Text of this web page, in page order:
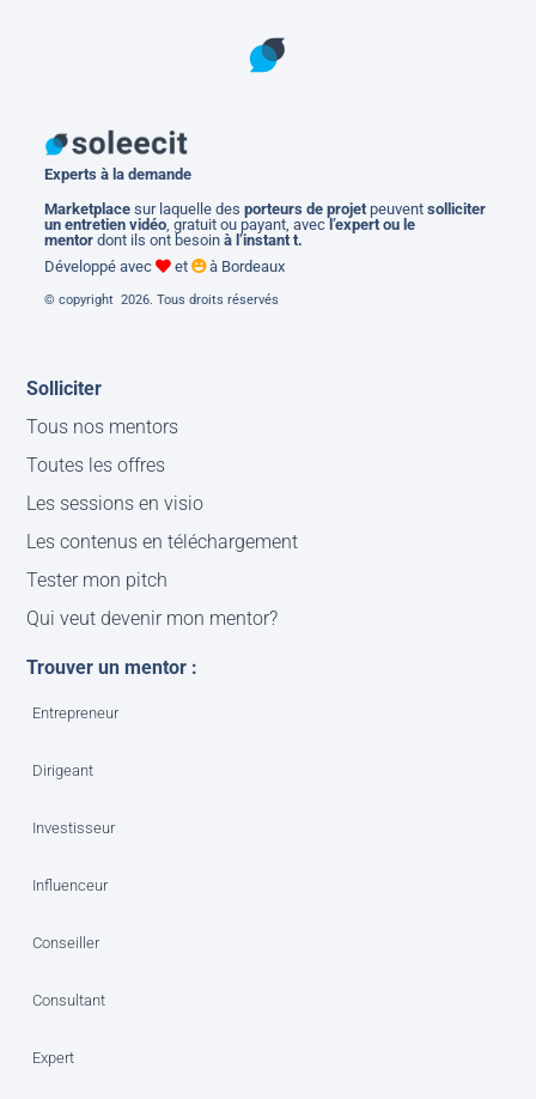
Experts à la demande
Marketplace sur laquelle desporteurs de projet peuventsolliciter
un entretien vidéo, gratuit ou payant, avec l’expert ou le
mentordont ils ont besoinà l’instant t.
Développé avec
et à Bordeaux
© copyright 2026. Tous droits réservés
Solliciter
Tous nos mentors
Toutes les offres
Les sessions en visio
Les contenus en téléchargement
Tester mon pitch
Qui veut devenir mon mentor?
Trouver un mentor :
Entrepreneur
Dirigeant
Investisseur
Influenceur
Conseiller
Consultant
Expert